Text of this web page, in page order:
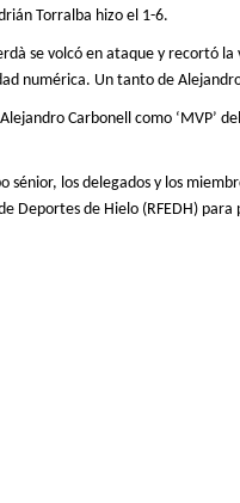
án Torralba hizo el 1-6.
se volcó en ataque y recortó
numérica. Un tanto de
Carbonell como ‘MVP’
sénior, los delegados y los
Deportes de Hielo (RFEDH)